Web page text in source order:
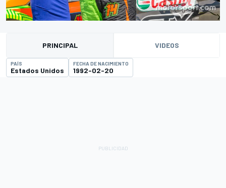
PRINCIPAL VIDEOS
PAÍS
Estados Unidos
FECHA DE NACIMIENTO
1992-02-20